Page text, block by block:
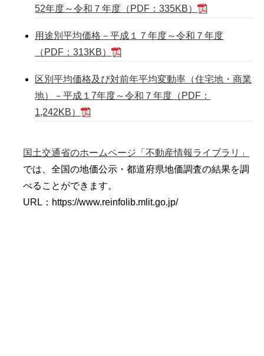
52年度～令和７年度（PDF：335KB）
用途別平均価格－平成１７年度～令和７年度
（PDF：313KB）
区別平均価格及び対前年平均変動率（住宅地・商業
地）－平成１7年度～令和７年度（PDF：
1,242KB）
国土交通省のホームページ「不動産情報ライブラリ」
では、全国の地価公示・都道府県地価調査の結果を調
べることができます。
URL：https://www.reinfolib.mlit.go.jp/